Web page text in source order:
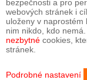
bezpečnosti a pro
webových stránek i
uloženy v
nim nikdo, kdo
nezbytné cookies,
stránek.
Podrobné nastavení